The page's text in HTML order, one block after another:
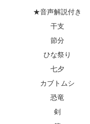
★音声解説付き
干支
節分
ひな祭り
七夕
カブトムシ
恐竜
剣